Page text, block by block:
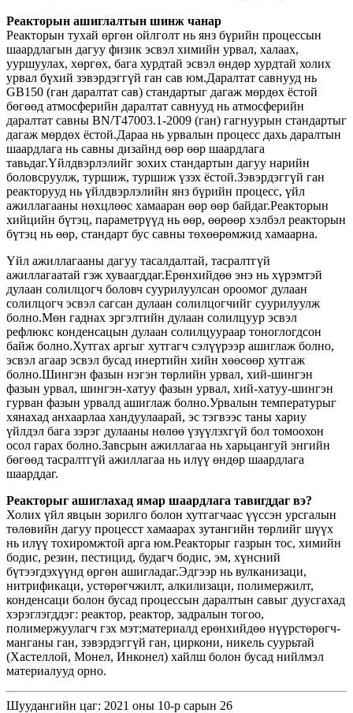
Реакторын ашиглалтын шинж чанар
Реакторын тухай өргөн ойлголт нь янз бүрийн процессын
шаардлагын дагуу физик эсвэл химийн урвал, халаах,
ууршуулах, хөргөх, бага хурдтай эсвэл өндөр хурдтай холих
урвал бүхий зэвэрдэггүй ган сав юм.Даралтат савнууд нь
GB150 (ган даралтат сав) стандартыг дагаж мөрдөх ёстой
бөгөөд атмосферийн даралтат савнууд нь атмосферийн
даралтат савны BN/T47003.1-2009 (ган) гагнуурын стандартыг
дагаж мөрдөх ёстой.Дараа нь урвалын процесс дахь даралтын
шаардлага нь савны дизайнд өөр өөр шаардлага
тавьдаг.Үйлдвэрлэлийг зохих стандартын дагуу нарийн
боловсруулж, туршиж, туршиж үзэх ёстой.Зэвэрдэггүй ган
реакторууд нь үйлдвэрлэлийн янз бүрийн процесс, үйл
ажиллагааны нөхцлөөс хамааран өөр өөр байдаг.Реакторын
хийцийн бүтэц, параметрүүд нь өөр, өөрөөр хэлбэл реакторын
бүтэц нь өөр, стандарт бус савны төхөөрөмжид хамаарна.
Үйл ажиллагааны дагуу тасалдалтай, тасралтгүй
ажиллагаатай гэж хуваагддаг.Ерөнхийдөө энэ нь хүрэмтэй
дулаан солилцогч боловч суурилуулсан ороомог дулаан
солилцогч эсвэл сагсан дулаан солилцогчийг суурилуулж
болно.Мөн гаднах эргэлтийн дулаан солилцуур эсвэл
рефлюкс конденсацын дулаан солилцуураар тоноглогдсон
байж болно.Хутгах аргыг хутгагч сэлүүрээр ашиглаж болно,
эсвэл агаар эсвэл бусад инертийн хийн хөөсөөр хутгаж
болно.Шингэн фазын нэгэн төрлийн урвал, хий-шингэн
фазын урвал, шингэн-хатуу фазын урвал, хий-хатуу-шингэн
гурван фазын урвалд ашиглаж болно.Урвалын температурыг
хянахад анхаарлаа хандуулаарай, эс тэгвээс таны хариу
үйлдэл бага зэрэг дулааны нөлөө үзүүлэхгүй бол томоохон
осол гарах болно.Завсрын ажиллагаа нь харьцангуй энгийн
бөгөөд тасралтгүй ажиллагаа нь илүү өндөр шаардлага
шаарддаг.
Реакторыг ашиглахад ямар шаардлага тавигддаг вэ?
Холих үйл явцын зорилго болон хутгагчаас үүссэн урсгалын
төлөвийн дагуу процесст хамаарах зутангийн төрлийг шүүх
нь илүү тохиромжтой арга юм.Реакторыг газрын тос, химийн
бодис, резин, пестицид, будагч бодис, эм, хүнсний
бүтээгдэхүүнд өргөн ашигладаг.Эдгээр нь вулканизаци,
нитрификаци, устөрөгчжилт, алкилизаци, полимержилт,
конденсаци болон бусад процессын даралтын савыг дуусгахад
хэрэглэгддэг: реактор, реактор, задралын тогоо,
полимержуулагч гэх мэт;материалд ерөнхийдөө нүүрстөрөгч-
манганы ган, зэвэрдэггүй ган, циркони, никель суурьтай
(Хастеллой, Монел, Инконел) хайлш болон бусад нийлмэл
материалууд орно.
Шуудангийн цаг: 2021 оны 10-р сарын 26